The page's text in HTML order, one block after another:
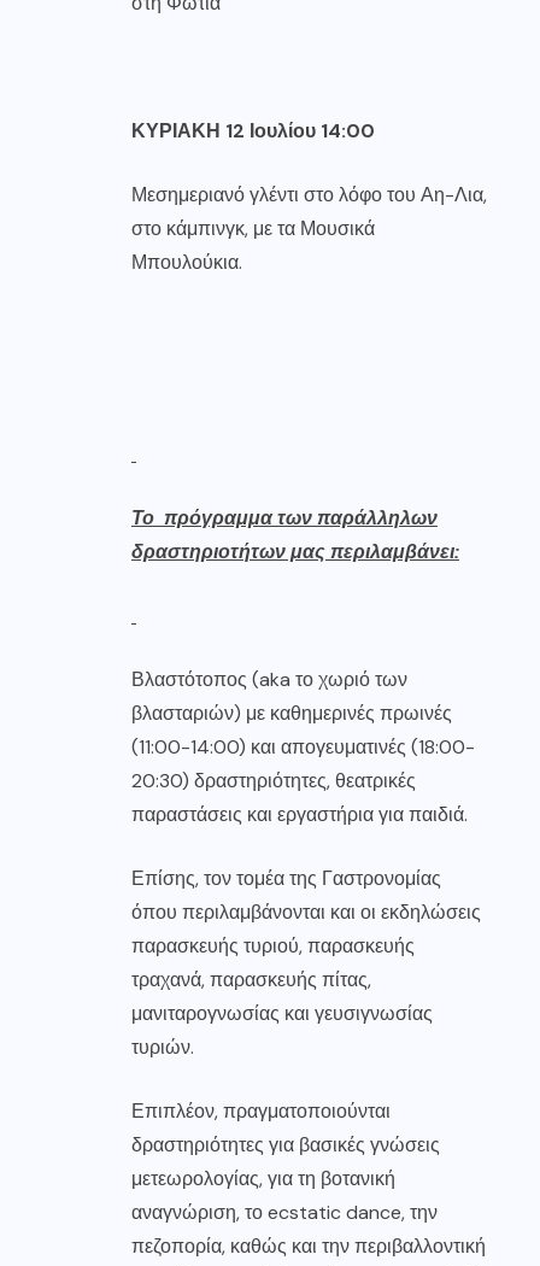
ΚΥΡΙΑΚΗ 12 Ιουλίου 14:00
Μεσημεριανό γλέντι στο λόφο του Αη-Λια,
στο κάμπινγκ, με τα Μουσικά
Μπουλούκια.
Το πρόγραμμα των παράλληλων
δραστηριοτήτων μας περιλαμβάνει:
Βλαστότοπος (aka το χωριό των
βλασταριών) με καθημερινές πρωινές
(11:00-14:00) και απογευματινές (18:00-
20:30) δραστηριότητες, θεατρικές
παραστάσεις και εργαστήρια για παιδιά.
Επίσης, τον τομέα της Γαστρονομίας
όπου περιλαμβάνονται και οι εκδηλώσεις
παρασκευής τυριού, παρασκευής
τραχανά, παρασκευής πίτας,
μανιταρογνωσίας και γευσιγνωσίας
τυριών.
Επιπλέον, πραγματοποιούνται
δραστηριότητες για βασικές γνώσεις
μετεωρολογίας, για τη βοτανική
αναγνώριση, το ecstatic dance, την
πεζοπορία, καθώς και την περιβαλλοντική